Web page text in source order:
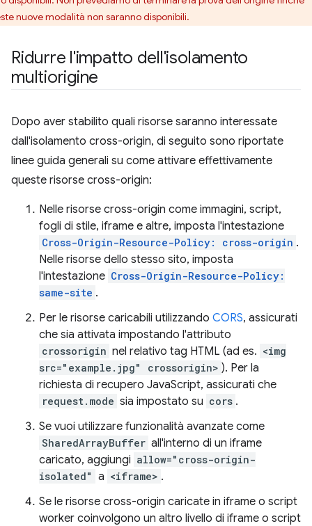
nuove modalità non saranno disponibili.
Ridurre l'impatto dell'isolamento
multiorigine
Dopo aver stabilito quali risorse saranno interessate
dall'isolamento cross-origin, di seguito sono riportate
linee guida generali su come attivare effettivamente
queste risorse cross-origin:
Nelle risorse cross-origin come immagini, script,
fogli di stile, iframe e altre, imposta l'intestazione
Cross-Origin-Resource-Policy: cross-origin .
Nelle risorse dello stesso sito, imposta
l'intestazione Cross-Origin-Resource-Policy:
same-site .
Per le risorse caricabili utilizzando CORS, assicurati
che sia attivata impostando l'attributo
crossorigin nel relativo tag HTML (ad es. <img
src="example.jpg" crossorigin> ). Per la
richiesta di recupero JavaScript, assicurati che
request.mode sia impostato su cors .
Se vuoi utilizzare funzionalità avanzate come
SharedArrayBuffer all'interno di un iframe
caricato, aggiungi allow="cross-origin-
isolated" a <iframe> .
Se le risorse cross-origin caricate in iframe o script
worker coinvolgono un altro livello di iframe o script